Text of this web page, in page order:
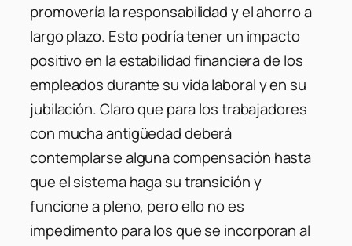
promovería la responsabilidad y el ahorro a
largo plazo. Esto podría tener un impacto
positivo en la estabilidad financiera de los
empleados durante su vida laboral y en su
jubilación. Claro que para los trabajadores
con mucha antigüedad deberá
contemplarse alguna compensación hasta
que el sistema haga su transición y
funcione a pleno, pero ello no es
impedimento para los que se incorporan al